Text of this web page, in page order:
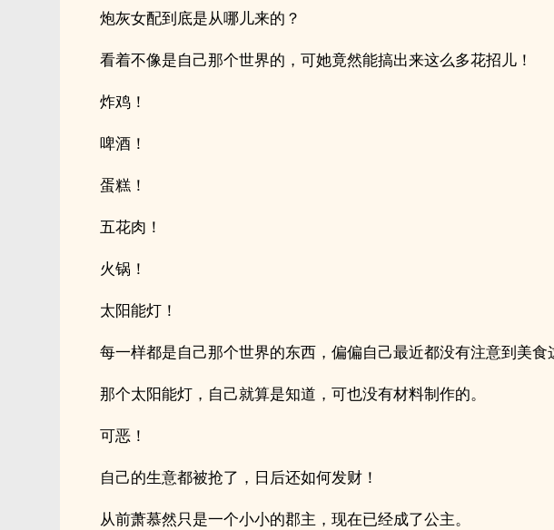
炮灰女配到底是从哪儿来的？
看着不像是自己那个世界的，可她竟然能搞出来这么多花招儿！
炸鸡！
啤酒！
蛋糕！
五花肉！
火锅！
太阳能灯！
每一样都是自己那个世界的东西，偏偏自己最近都没有注意到美食
那个太阳能灯，自己就算是知道，可也没有材料制作的。
可恶！
自己的生意都被抢了，日后还如何发财！
从前萧慕然只是一个小小的郡主，现在已经成了公主。